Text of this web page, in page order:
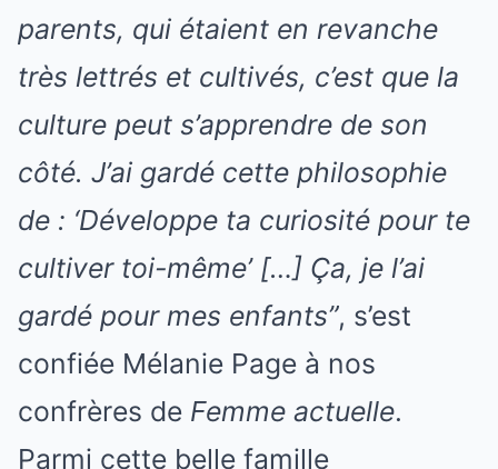
parents, qui étaient en revanche
très lettrés et cultivés, c’est que la
culture peut s’apprendre de son
côté. J’ai gardé cette philosophie
de : ‘Développe ta curiosité pour te
cultiver toi-même’ […] Ça, je l’ai
gardé pour mes enfants”, s’est
confiée Mélanie Page à nos
confrères de Femme actuelle.
Parmi cette belle famille